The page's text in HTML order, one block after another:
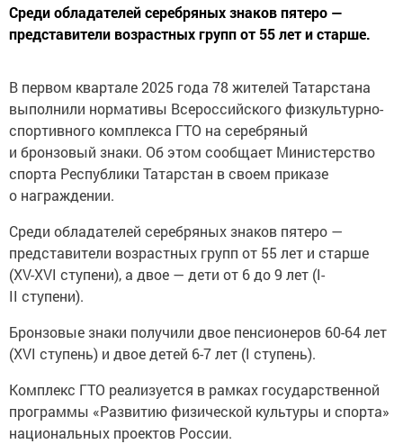
Среди обладателей серебряных знаков пятеро —
представители возрастных групп от 55 лет и старше.
В первом квартале 2025 года 78 жителей Татарстана
выполнили нормативы Всероссийского физкультурно-
спортивного комплекса ГТО на серебряный
и бронзовый знаки. Об этом сообщает Министерство
спорта Республики Татарстан в своем приказе
о награждении.
Среди обладателей серебряных знаков пятеро —
представители возрастных групп от 55 лет и старше
(XV-XVI ступени), а двое — дети от 6 до 9 лет (I-
II ступени).
Бронзовые знаки получили двое пенсионеров 60-64 лет
(XVI ступень) и двое детей 6-7 лет (I ступень).
Комплекс ГТО реализуется в рамках государственной
программы «Развитию физической культуры и спорта»
национальных проектов России.